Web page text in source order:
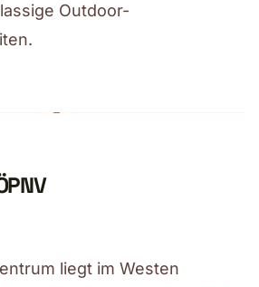
Outdoor-
liegt im Westen